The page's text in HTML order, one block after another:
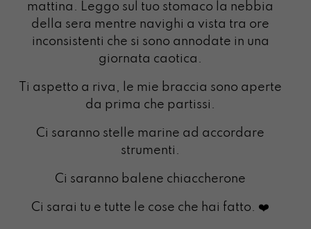
mattina. Leggo sul tuo stomaco la nebbia
della sera mentre navighi a vista tra ore
inconsistenti che si sono annodate in una
giornata caotica.
Ti aspetto a riva, le mie braccia sono aperte
da prima che partissi.
Ci saranno stelle marine ad accordare
strumenti.
Ci saranno balene chiaccherone
Ci sarai tu e tutte le cose che hai fatto. ❤️